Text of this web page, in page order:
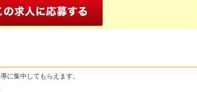
に集中してもらえます。